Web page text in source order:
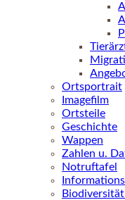
Ortsportrait
Imagefilm
Ortsteile
Geschichte
Wappen
Zahlen u.
Notruftafel